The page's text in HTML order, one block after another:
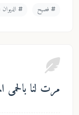
فصيح الديوان
مرت لنا بالحمى